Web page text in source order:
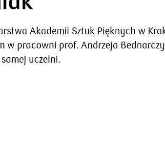
Akademii Sztuk Pięknych w
w pracowni prof. Andrzeja
uczelni.